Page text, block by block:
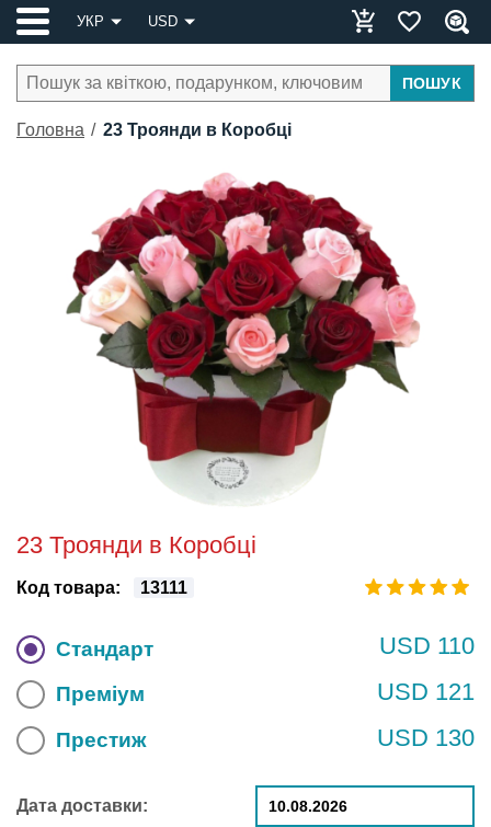
УКР USD
ПОШУК
Головна 23 Троянди в Коробці
23 Троянди в Коробці
Код товара: 13111
Стандарт USD 110
Преміум USD 121
Престиж USD 130
Дата доставки: